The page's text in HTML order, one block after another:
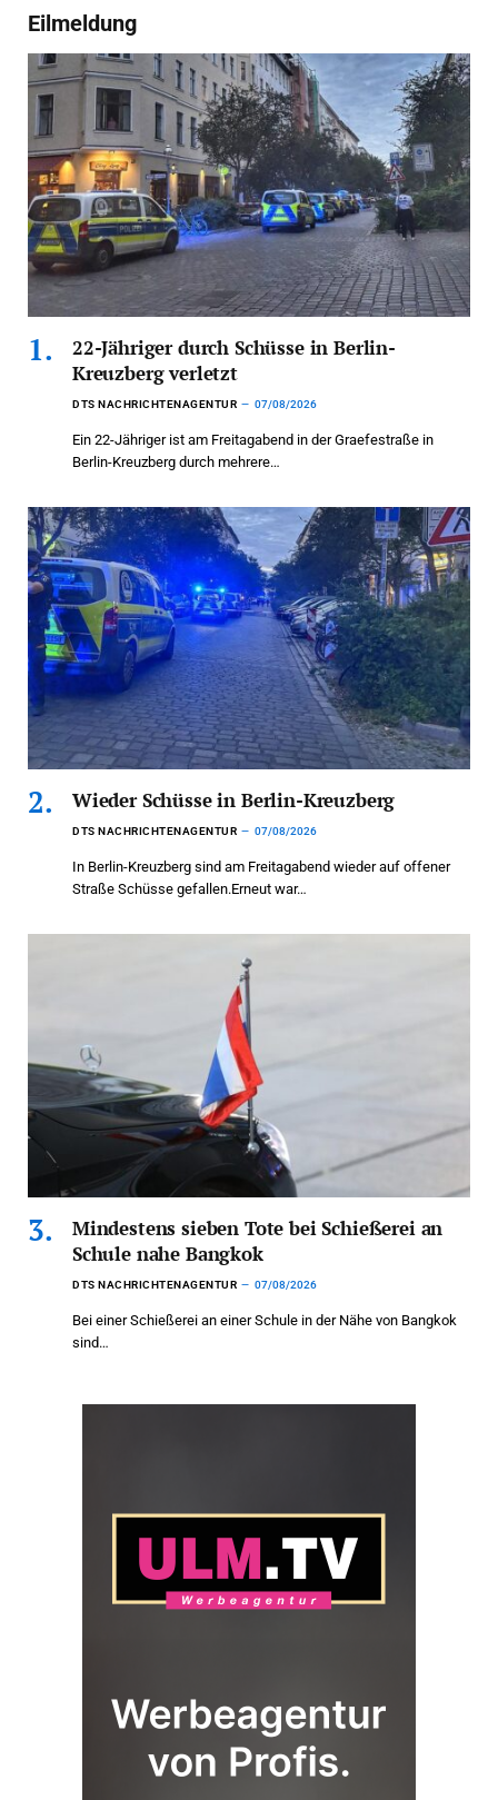
Eilmeldung
22-Jähriger durch Schüsse in Berlin-
Kreuzberg verletzt
DTS NACHRICHTENAGENTUR 07/08/2026
Ein 22-Jähriger ist am Freitagabend in der Graefestraße in
Berlin-Kreuzberg durch mehrere…
Wieder Schüsse in Berlin-Kreuzberg
DTS NACHRICHTENAGENTUR 07/08/2026
In Berlin-Kreuzberg sind am Freitagabend wieder auf offener
Straße Schüsse gefallen.Erneut war…
Mindestens sieben Tote bei Schießerei an
Schule nahe Bangkok
DTS NACHRICHTENAGENTUR 07/08/2026
Bei einer Schießerei an einer Schule in der Nähe von Bangkok
sind…